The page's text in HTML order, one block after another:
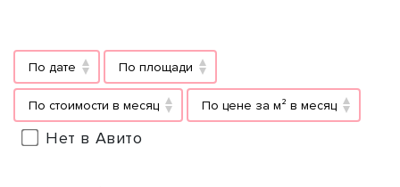
По дате По площади
По стоимости в месяц По цене за м² в месяц
Нет в Авито